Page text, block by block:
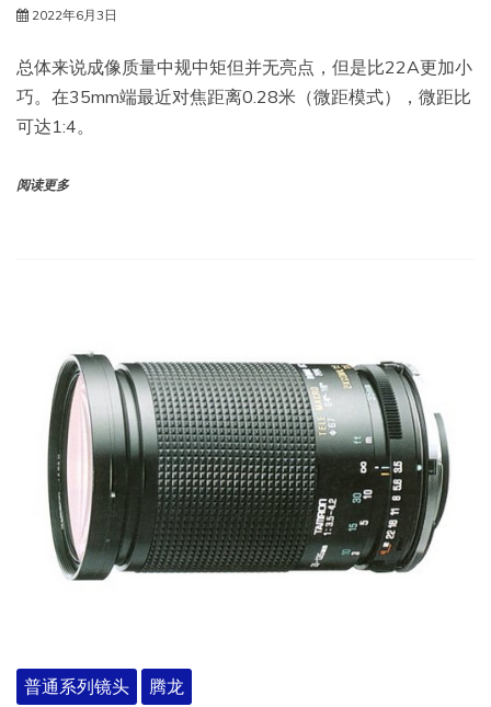
2022年6月3日
总体来说成像质量中规中矩但并无亮点，但是比22A更加小
巧。在35mm端最近对焦距离0.28米（微距模式），微距比
可达1:4。
阅读更多
普通系列镜头 腾龙